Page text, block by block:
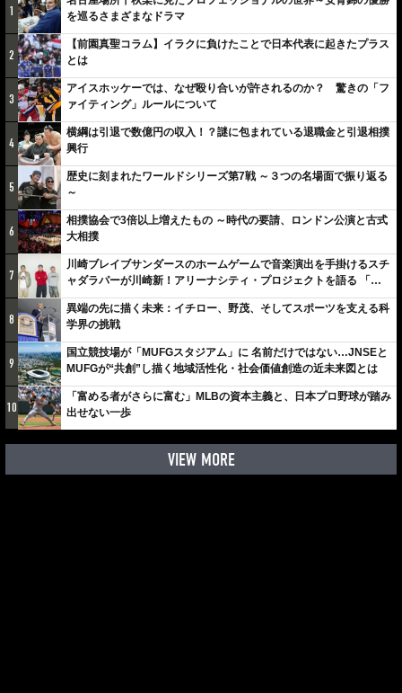
1
を巡るさまざまなドラマ
2
【前園真聖コラム】イラクに負けたことで日本代表に起きたプラス
とは
3
アイスホッケーでは、なぜ殴り合いが許されるのか？ 驚きの「フ
ァイティング」ルールについて
4
横綱は引退で数億円の収入！？謎に包まれている退職金と引退相撲
興行
5
歴史に刻まれたワールドシリーズ第7戦 ～３つの名場面で振り返る
～
6
相撲協会で3倍以上増えたもの ～時代の要請、ロンドン公演と古式
大相撲
7
川崎ブレイブサンダースのホームゲームで音楽演出を手掛けるスチ
ャダラパーが川崎新！アリーナシティ・プロジェクトを語る 「楽
しみでしかないでしょ。川崎は、ずっと成長曲線だから」
8
異端の先に描く未来：イチロー、野茂、そしてスポーツを支える科
学界の挑戦
9
国立競技場が「MUFGスタジアム」に 名前だけではない…JNSEと
MUFGが“共創”し描く地域活性化・社会価値創造の近未来図とは
10
「富める者がさらに富む」MLBの資本主義と、日本プロ野球が踏み
出せない一歩
VIEW MORE